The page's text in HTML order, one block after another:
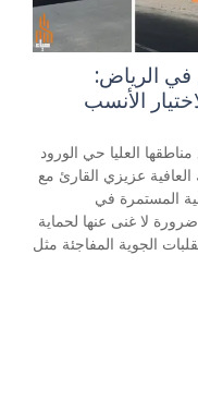
الرياض:
الأنسب
العليا حي الورود
عزيزي القارئ مع
المستمرة في
لا غنى عنها لحماية
الجوية المفاجئة مثل